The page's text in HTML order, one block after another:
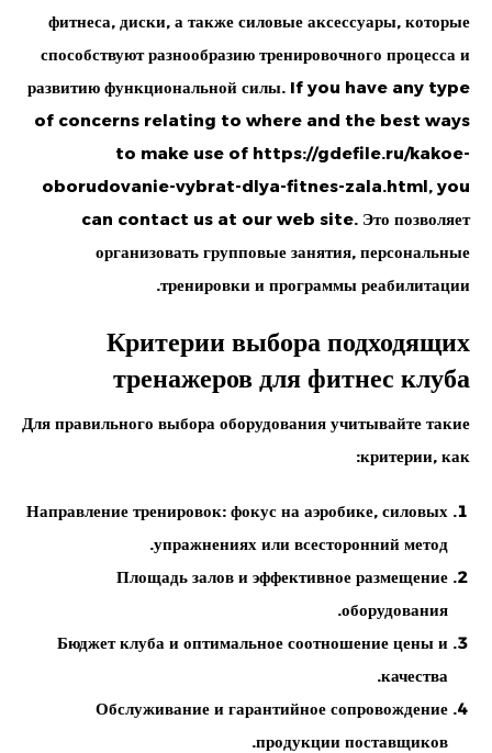
фитнеса, диски, а также силовые аксессуары, которые
способствуют разнообразию тренировочного процесса и
развитию функциональной силы. If you have any type
of concerns relating to where and the best ways
to make use of https://gdefile.ru/kakoe-
oborudovanie-vybrat-dlya-fitnes-zala.html, you
can contact us at our web site. Это позволяет
организовать групповые занятия, персональные
тренировки и программы реабилитации.
Критерии выбора подходящих
тренажеров для фитнес клуба
Для правильного выбора оборудования учитывайте такие
критерии, как:
Направление тренировок: фокус на аэробике, силовых
упражнениях или всесторонний метод.
Площадь залов и эффективное размещение
оборудования.
Бюджет клуба и оптимальное соотношение цены и
качества.
Обслуживание и гарантийное сопровождение
продукции поставщиков.